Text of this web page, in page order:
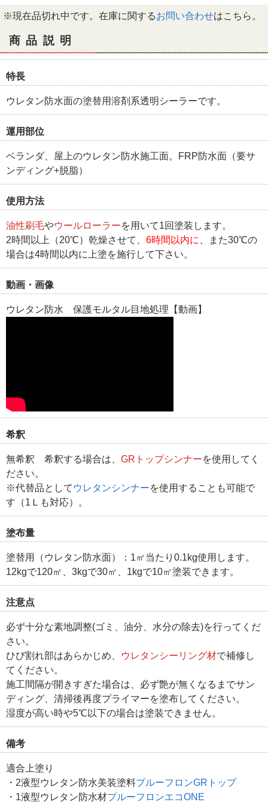
※現在品切れ中です。在庫に関するお問い合わせはこちら。
商品説明
特長
ウレタン防水面の塗替用溶剤系透明シーラーです。
運用部位
ベランダ、屋上のウレタン防水施工面。FRP防水面（要サ
ンディング+脱脂）
使用方法
油性刷毛やウールローラーを用いて1回塗装します。
2時間以上（20℃）乾燥させて、 6時間以内に
、また30℃の
場合は4時間以内に上塗を施行して下さい。
動画・画像
ウレタン防水 保護モルタル目地処理【動画】
希釈
無希釈 希釈する場合は、 GRトップシンナーを使用してく
ださい。
※代替品として ウレタンシンナーを使用することも可能で
す（1Ｌも対応）。
塗布量
塗替用（ウレタン防水面）：1㎡当たり0.1kg使用します。
12kgで120㎡、3kgで30㎡、1kgで10㎡塗装できます。
注意点
必ず十分な素地調整(ゴミ、油分、水分の除去)を行ってくだ
さい。
ひび割れ部はあらかじめ、
ウレタンシーリング材で補修し
てください。
施工間隔が開きすぎた場合は、必ず艶が無くなるまでサン
ディング、清掃後再度プライマーを塗布してください。
湿度が高い時や5℃以下の場合は塗装できません。
備考
適合上塗り
・2液型ウレタン防水美装塗料プルーフロンGRトップ
・1液型ウレタン防水材プルーフロンエコONE